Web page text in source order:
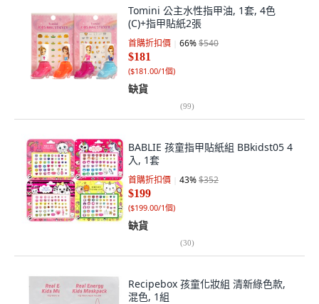
Tomini 公主水性指甲油, 1套, 4色
(C)+指甲貼紙2張
首購折扣價 66%$540
$181
($181.00/1個)
缺貨
(99)
BABLIE 孩童指甲貼紙組 BBkidst05 4
入, 1套
首購折扣價 43%$352
$199
($199.00/1個)
缺貨
(30)
Recipebox 孩童化妝組 清新綠色款,
混色, 1組